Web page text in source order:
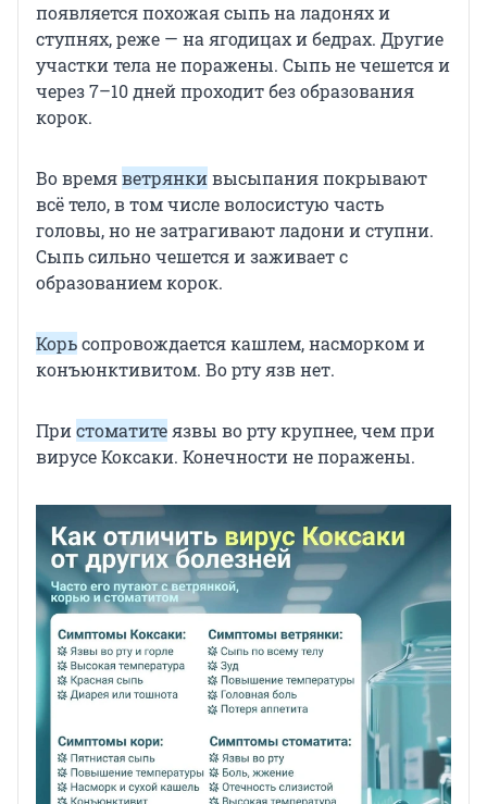
появляется похожая сыпь на ладонях и
ступнях, реже — на ягодицах и бедрах. Другие
участки тела не поражены. Сыпь не чешется и
через 7–10 дней проходит без образования
корок.
Во времяветрянкивысыпания покрывают
всё тело, в том числе волосистую часть
головы, но не затрагивают ладони и ступни.
Сыпь сильно чешется и заживает с
образованием корок.
Корьсопровождается кашлем, насморком и
конъюнктивитом. Во рту язв нет.
Пристоматитеязвы во рту крупнее, чем при
вирусе Коксаки. Конечности не поражены.